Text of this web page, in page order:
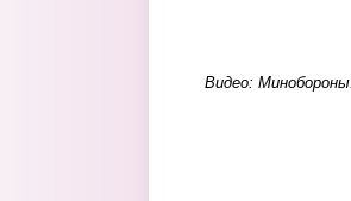
Видео: Минобороны.